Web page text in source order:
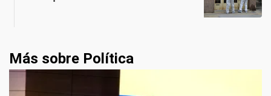
Más sobre Política